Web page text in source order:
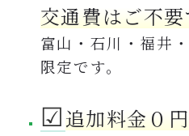
交通費はご不
富山・石川・福井
限定です。
☑︎追加料金０